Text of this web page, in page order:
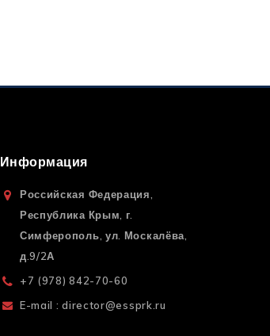
Информация
Российская Федерация,
Республика Крым, г.
Симферополь, ул. Москалёва,
д.9/2А
+7 (978) 842-70-60
E-mail : director@essprk.ru